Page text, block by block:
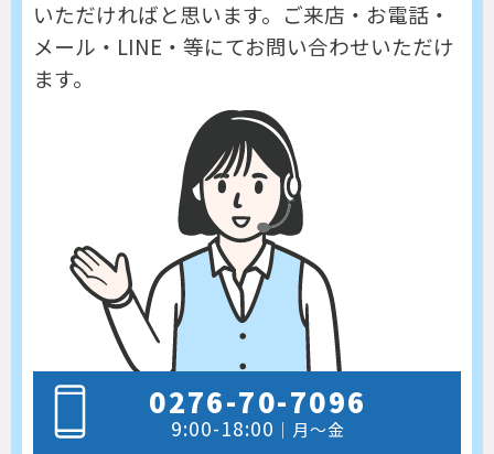
いただければと思います。 ご来店・お電話・
メール・LINE・等にてお問い合わせいただけ
ます。
0276-70-7096
9:00-18:00 ｜月～金